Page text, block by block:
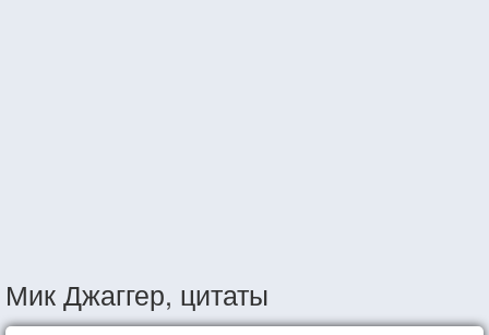
Мик Джаггер, цитаты